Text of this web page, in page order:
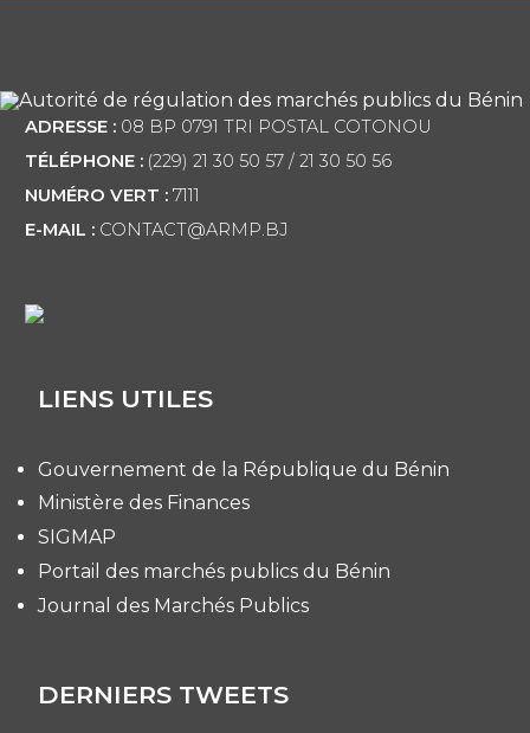
ADRESSE :08 BP 0791 TRI POSTAL COTONOU
TÉLÉPHONE :(229) 21 30 50 57 / 21 30 50 56
NUMÉRO VERT :7111
E-MAIL :CONTACT@ARMP.BJ
LIENS UTILES
Gouvernement de la République du Bénin
Ministère des Finances
SIGMAP
Portail des marchés publics du Bénin
Journal des Marchés Publics
DERNIERS TWEETS